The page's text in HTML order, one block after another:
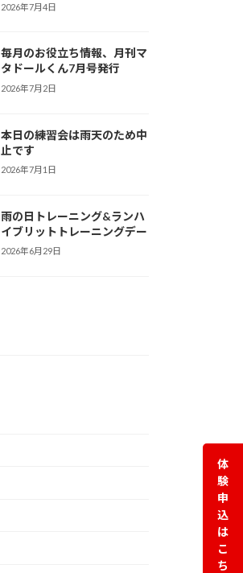
2026年7月4日
毎月のお役立ち情報、月刊マ
タドールくん7月号発行
2026年7月2日
本日の練習会は雨天のため中
止です
2026年7月1日
雨の日トレーニング&ランハ
イブリットトレーニングデー
2026年6月29日
体
験
申
込
は
こ
ち